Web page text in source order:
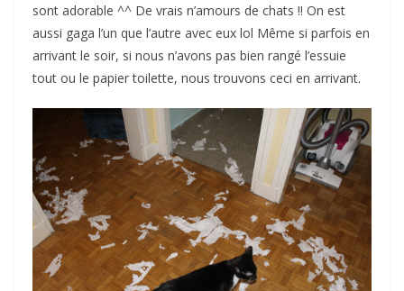
sont adorable ^^ De vrais n’amours de chats !! On est
aussi gaga l’un que l’autre avec eux lol Même si parfois en
arrivant le soir, si nous n’avons pas bien rangé l’essuie
tout ou le papier toilette, nous trouvons ceci en arrivant.